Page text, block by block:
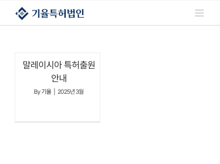
콘텐츠로
건너뛰기
말레이시아 특허출원
안내
By기율 2025년 3월